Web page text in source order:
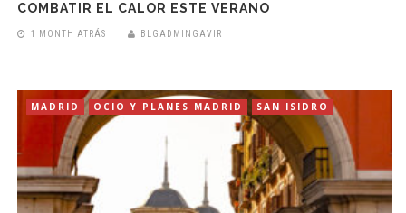
COMBATIR EL CALOR ESTE VERANO
1 MONTH ATRÁS BLGADMINGAVIR
MADRID OCIO Y PLANES MADRID SAN ISIDRO